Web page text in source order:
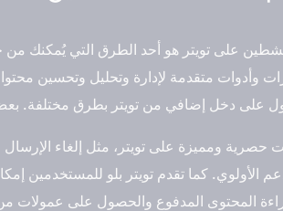
على تويتر هو أحد الطرق التي يُمكنك من
وأدوات متقدمة لإدارة وتحليل وتحسين
الأولوي. كما تقدم تويتر بلو للمستخدمين